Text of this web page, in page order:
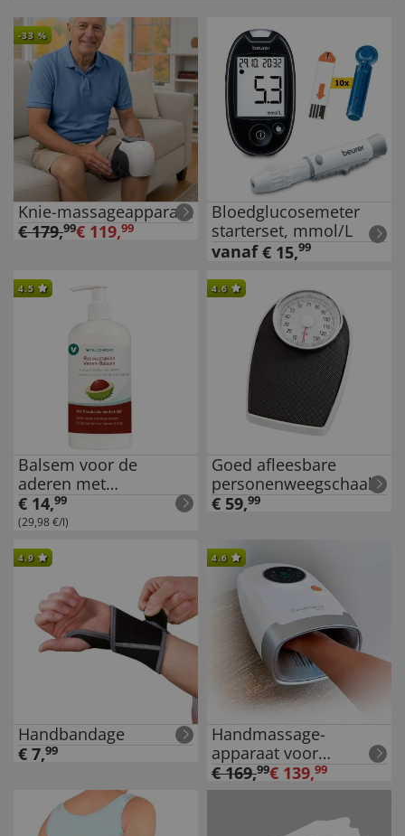
-33 %
Knie-massageapparaat
€179,99€ 119,99
Bloedglucosemeter
starterset, mmol/L
vanaf € 15,99
4.5
Balsem voor de
aderen met
paardenkastanje
€ 14,99
(29,98 €/l)
4.6
Goed afleesbare
personenweegschaal
€ 59,99
4.9
Handbandage
€ 7,99
4.6
Handmassage-
apparaat voor
druktherapie
€169,99€ 139,99